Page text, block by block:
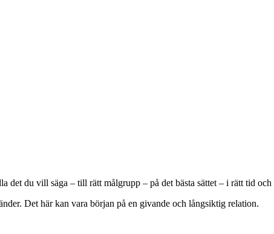
det du vill säga – till rätt målgrupp – på det bästa sättet – i rätt tid
Det här kan vara början på en givande och långsiktig relation.